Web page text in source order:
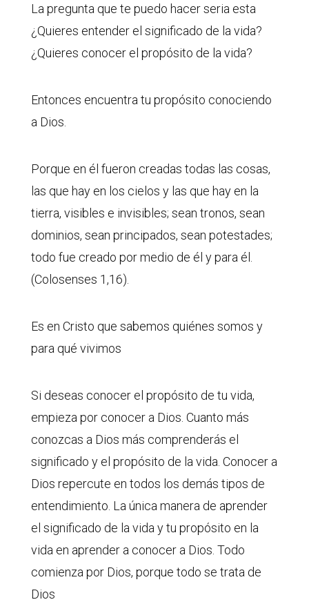
La pregunta que te puedo hacer seria esta
¿Quieres entender el significado de la vida?
¿Quieres conocer el propósito de la vida?
Entonces encuentra tu propósito conociendo
a Dios.
Porque en él fueron creadas todas las cosas,
las que hay en los cielos y las que hay en la
tierra, visibles e invisibles; sean tronos, sean
dominios, sean principados, sean potestades;
todo fue creado por medio de él y para él.
(Colosenses 1,16).
Es en Cristo que sabemos quiénes somos y
para qué vivimos
Si deseas conocer el propósito de tu vida,
empieza por conocer a Dios. Cuanto más
conozcas a Dios más comprenderás el
significado y el propósito de la vida. Conocer a
Dios repercute en todos los demás tipos de
entendimiento. La única manera de aprender
el significado de la vida y tu propósito en la
vida en aprender a conocer a Dios. Todo
comienza por Dios, porque todo se trata de
Dios